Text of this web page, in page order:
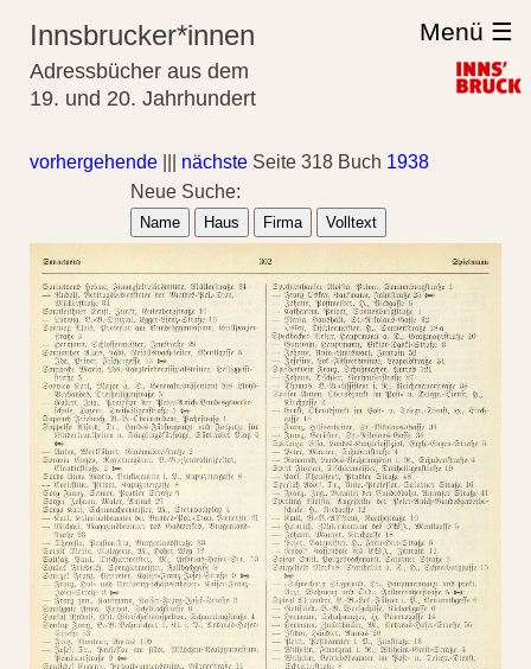
Innsbrucker*innen
Adressbücher aus dem
19. und 20. Jahrhundert
Menü ☰
vorhergehende nächste Seite 318 Buch 1938
Neue Suche:
Name Haus Firma Volltext